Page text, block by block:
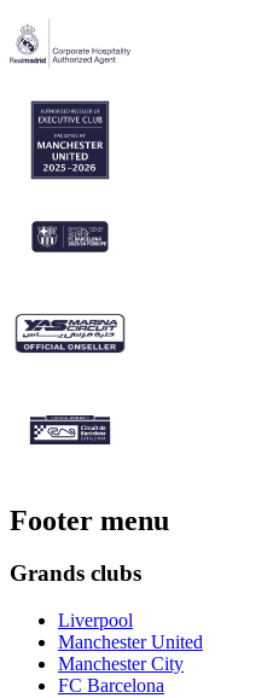
Footer menu
Grands clubs
Liverpool
Manchester United
Manchester City
FC Barcelona